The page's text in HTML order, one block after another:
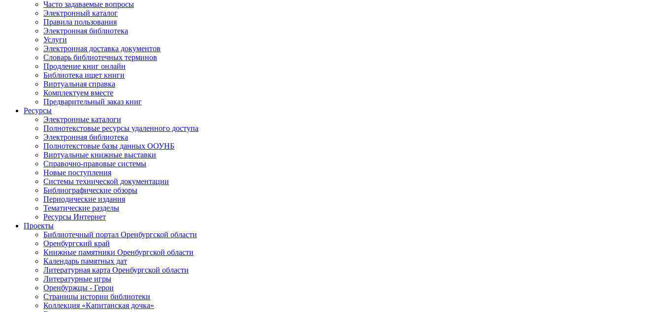
Часто задаваемые вопросы
Электронный каталог
Правила пользования
Электронная библиотека
Услуги
Электронная доставка документов
Словарь библиотечных терминов
Продление книг онлайн
Библиотека ищет книги
Виртуальная справка
Комплектуем вместе
Предварительный заказ книг
Ресурсы
Электронные каталоги
Полнотекстовые ресурсы удаленного доступа
Электронная библиотека
Полнотекстовые базы данных ООУНБ
Виртуальные книжные выставки
Справочно-правовые системы
Новые поступления
Cистемы технической документации
Библиографические обзоры
Периодические издания
Тематические разделы
Ресурсы Интернет
Проекты
Библиотечный портал Оренбургской области
Оренбургский край
Книжные памятники Оренбургской области
Календарь памятных дат
Литературная карта Оренбургской области
Литературные игры
Оренбуржцы - Герои
Страницы истории библиотеки
Коллекция «Капитанская дочка»